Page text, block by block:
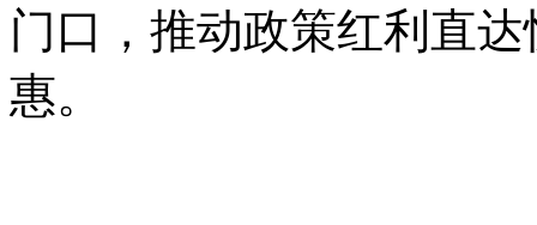
门口，推动政策红利直
惠。